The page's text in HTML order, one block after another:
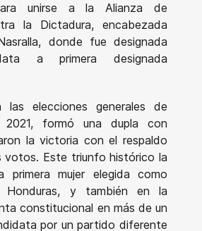
unirse a la Alianza de
la Dictadura, encabezada
donde fue designada
a primera designada
las elecciones generales de
2021, formó una dupla con
la victoria con el respaldo
votos. Este triunfo histórico la
primera mujer elegida como
Honduras, y también en la
constitucional en más de un
por un partido diferente